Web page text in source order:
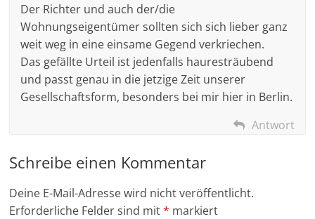
Der Richter und auch der/die
Wohnungseigentümer sollten sich sich lieber ganz
weit weg in eine einsame Gegend verkriechen.
Das gefällte Urteil ist jedenfalls hauresträubend
und passt genau in die jetzige Zeit unserer
Gesellschaftsform, besonders bei mir hier in Berlin.
Antwort
Schreibe einen Kommentar
Deine E-Mail-Adresse wird nicht veröffentlicht.
Erforderliche Felder sind mit* markiert